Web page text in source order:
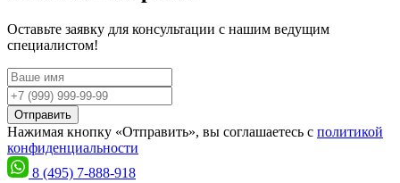
Оставьте заявку для консультации с нашим ведущим
специалистом!
Отправить
Нажимая кнопку «Отправить», вы соглашаетесь с политикой
конфиденциальности
8 (495) 7-888-918